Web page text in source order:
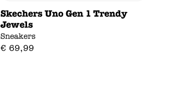
Skechers Uno Gen 1 Trendy
Jewels
Sneakers
€ 69,99